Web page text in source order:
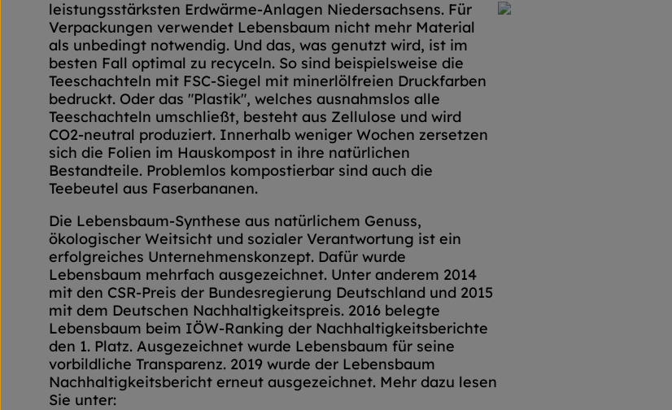
leistungsstärksten Erdwärme-Anlagen Niedersachsens. Für
Verpackungen verwendet Lebensbaum nicht mehr Material
als unbedingt notwendig. Und das, was genutzt wird, ist im
besten Fall optimal zu recyceln. So sind beispielsweise die
Teeschachteln mit FSC-Siegel mit minerlölfreien Druckfarben
bedruckt. Oder das "Plastik", welches ausnahmslos alle
Teeschachteln umschließt, besteht aus Zellulose und wird
CO2-neutral produziert. Innerhalb weniger Wochen zersetzen
sich die Folien im Hauskompost in ihre natürlichen
Bestandteile. Problemlos kompostierbar sind auch die
Teebeutel aus Faserbananen.
Die Lebensbaum-Synthese aus natürlichem Genuss,
ökologischer Weitsicht und sozialer Verantwortung ist ein
erfolgreiches Unternehmenskonzept. Dafür wurde
Lebensbaum mehrfach ausgezeichnet. Unter anderem 2014
mit den CSR-Preis der Bundesregierung Deutschland und 2015
mit dem Deutschen Nachhaltigkeitspreis. 2016 belegte
Lebensbaum beim IÖW-Ranking der Nachhaltigkeitsberichte
den 1. Platz. Ausgezeichnet wurde Lebensbaum für seine
vorbildliche Transparenz. 2019 wurde der Lebensbaum
Nachhaltigkeitsbericht erneut ausgezeichnet. Mehr dazu lesen
Sie unter: